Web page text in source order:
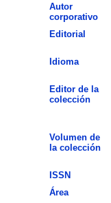
Autor
corporativo
Editorial
Idioma
Editor de la
colección
Volumen de
la colección
ISSN
Área